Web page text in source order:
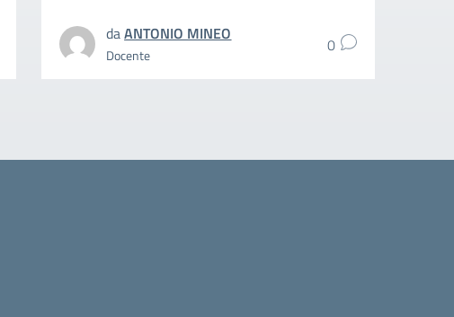
daANTONIO MINEO
Docente 0